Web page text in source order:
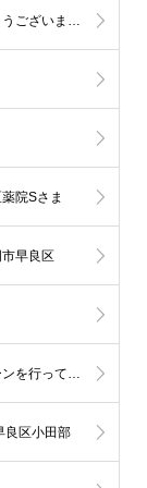
※お願い。いつもたくさんのお問合せ頂きありがとうございます。
院Sさま
早良区
最新のドライブレコーダーをプレゼントキャンペーンを行っております。
良区小田部